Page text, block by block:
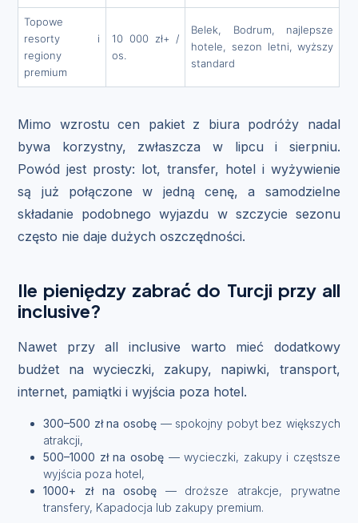
Topowe
resorty i
regiony
premium
10 000 zł+ /
os.
Belek, Bodrum, najlepsze
hotele, sezon letni, wyższy
standard
Mimo wzrostu cen pakiet z biura podróży nadal
bywa korzystny, zwłaszcza w lipcu i sierpniu.
Powód jest prosty: lot, transfer, hotel i wyżywienie
są już połączone w jedną cenę, a samodzielne
składanie podobnego wyjazdu w szczycie sezonu
często nie daje dużych oszczędności.
Ile pieniędzy zabrać do Turcji przy all
inclusive?
Nawet przy all inclusive warto mieć dodatkowy
budżet na wycieczki, zakupy, napiwki, transport,
internet, pamiątki i wyjścia poza hotel.
300–500 zł na osobę— spokojny pobyt bez większych
atrakcji,
500–1000 zł na osobę— wycieczki, zakupy i częstsze
wyjścia poza hotel,
1000+ zł na osobę — droższe atrakcje, prywatne
transfery, Kapadocja lub zakupy premium.